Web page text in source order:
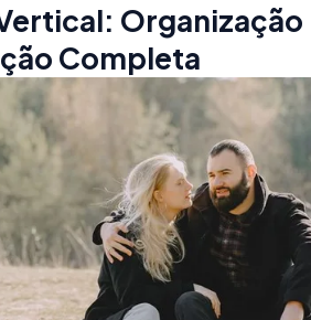
Organização
Completa